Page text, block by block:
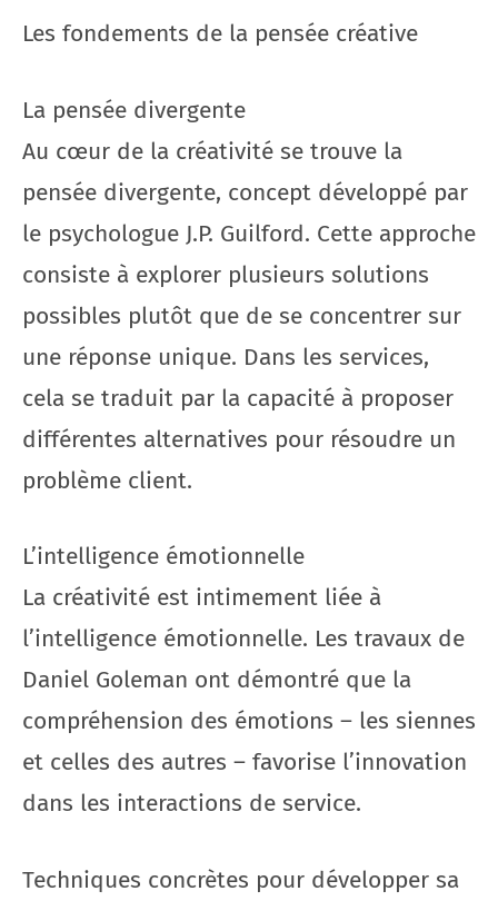
Les fondements de la pensée créative
La pensée divergente
Au cœur de la créativité se trouve la
pensée divergente, concept développé par
le psychologue J.P. Guilford. Cette approche
consiste à explorer plusieurs solutions
possibles plutôt que de se concentrer sur
une réponse unique. Dans les services,
cela se traduit par la capacité à proposer
différentes alternatives pour résoudre un
problème client.
L’intelligence émotionnelle
La créativité est intimement liée à
l’intelligence émotionnelle. Les travaux de
Daniel Goleman ont démontré que la
compréhension des émotions – les siennes
et celles des autres – favorise l’innovation
dans les interactions de service.
Techniques concrètes pour développer sa